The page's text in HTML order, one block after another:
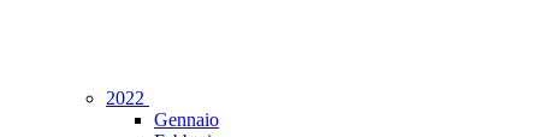
2022
Gennaio